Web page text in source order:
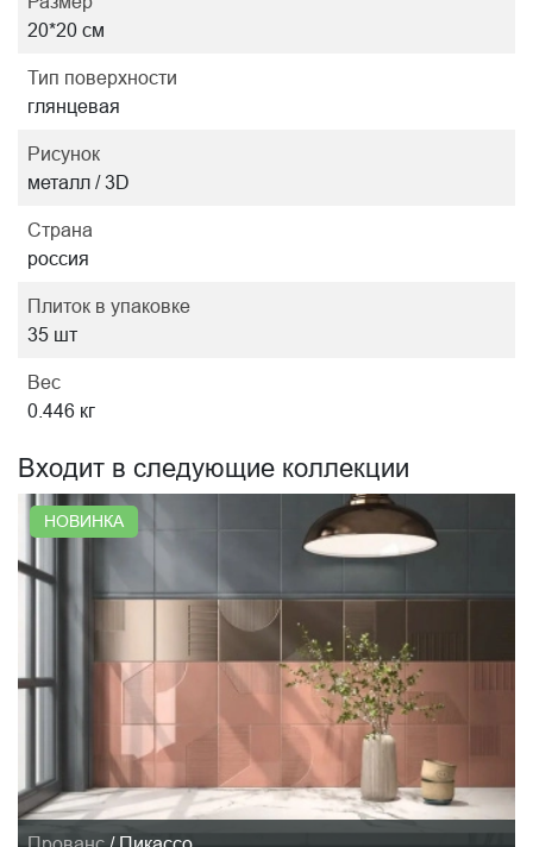
20*20 см
Тип поверхности
глянцевая
Рисунок
металл / 3D
Страна
россия
Плиток в упаковке
35 шт
Вес
0.446 кг
Входит в следующие коллекции
НОВИНКА